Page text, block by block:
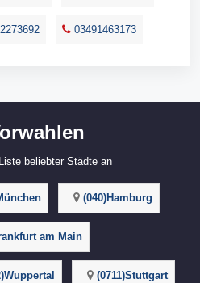
03491463173
beliebter Städte an
(040)Hamburg
am Main
(0711)Stuttgart